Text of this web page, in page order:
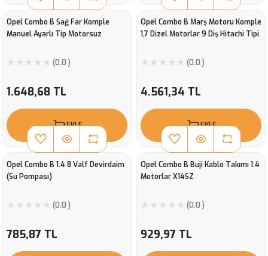
Opel Combo B Sağ Far Komple
Manuel Ayarlı Tip Motorsuz
(0.0 )
1.648,68 TL
EKLE
Opel Combo B Marş Motoru Komple
1,7 Dizel Motorlar 9 Diş Hitachi Tipi
(0.0 )
4.561,34 TL
EKLE
Opel Combo B 1.4 8 Valf Devirdaim
(Su Pompası)
(0.0 )
785,87 TL
Opel Combo B Buji Kablo Takımı 1.4
Motorlar X14SZ
(0.0 )
929,97 TL